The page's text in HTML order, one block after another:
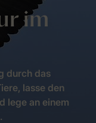
im
durch das
lasse den
lege an einem